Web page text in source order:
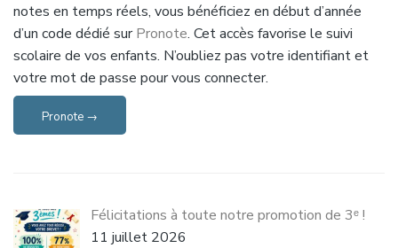
notes en temps réels, vous bénéficiez en début d’année
d’un code dédié surPronote. Cet accès favorise le suivi
scolaire de vos enfants. N’oubliez pas votre identifiant et
votre mot de passe pour vous connecter.
Pronote →
Félicitations à toute notre promotion de 3ᵉ !
11 juillet 2026